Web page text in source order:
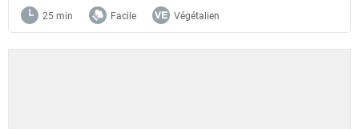
25 min Facile Végétalien